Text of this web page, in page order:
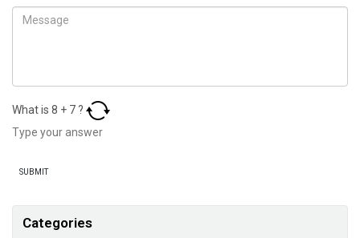
What is 8 + 7 ?
Categories